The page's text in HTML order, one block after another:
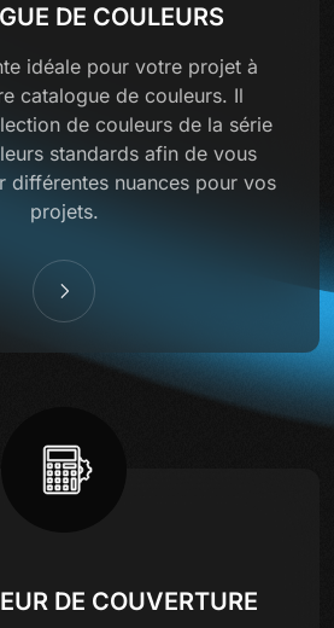
DE COULEURS
idéale pour votre projet à
catalogue de couleurs. Il
de couleurs de la série
standards afin de vous
différentes nuances pour vos
projets.
DE COUVERTURE